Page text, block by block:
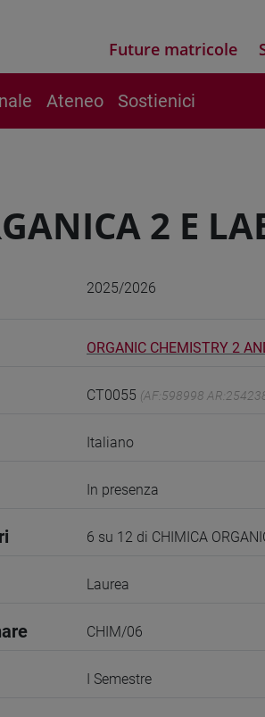
Future matricole
Ateneo Sostienici
2 E
2025/2026
ORGANIC CHEMISTRY 2
CT0055 (AF:598998
Italiano
In presenza
6 su 12 di CHIMICA
Laurea
CHIM/06
I Semestre